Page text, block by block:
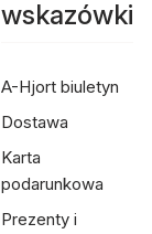
wskazówki
A-Hjort biuletyn
Dostawa
Karta
podarunkowa
Prezenty i